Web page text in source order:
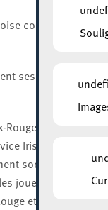
compte
ses
et
Iris, qui
social.
jouent un
et en